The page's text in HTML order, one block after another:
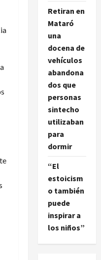
Retiran en
Mataró
una
docena de
vehículos
abandona
dos que
personas
sintecho
utilizaban
para
dormir
“El
estoicism
o también
puede
inspirar a
los niños”